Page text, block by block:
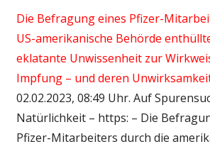
Die Befragung eines Pfizer-
US-amerikanische Behörde
eklatante Unwissenheit zur
Impfung – und deren
02.02.2023, 08:49 Uhr. Auf
Natürlichkeit – https: – Die
Pfizer-Mitarbeiters durch die